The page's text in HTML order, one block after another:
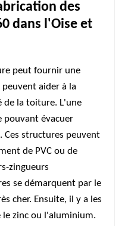
des
dans l'Oise et
peut fournir une
aider à la
de la toiture. L'une
pouvant évacuer
Ces structures peuvent
de PVC ou de
zingueurs
se démarquent par le
cher. Ensuite, il y a les
zinc ou l'aluminium.